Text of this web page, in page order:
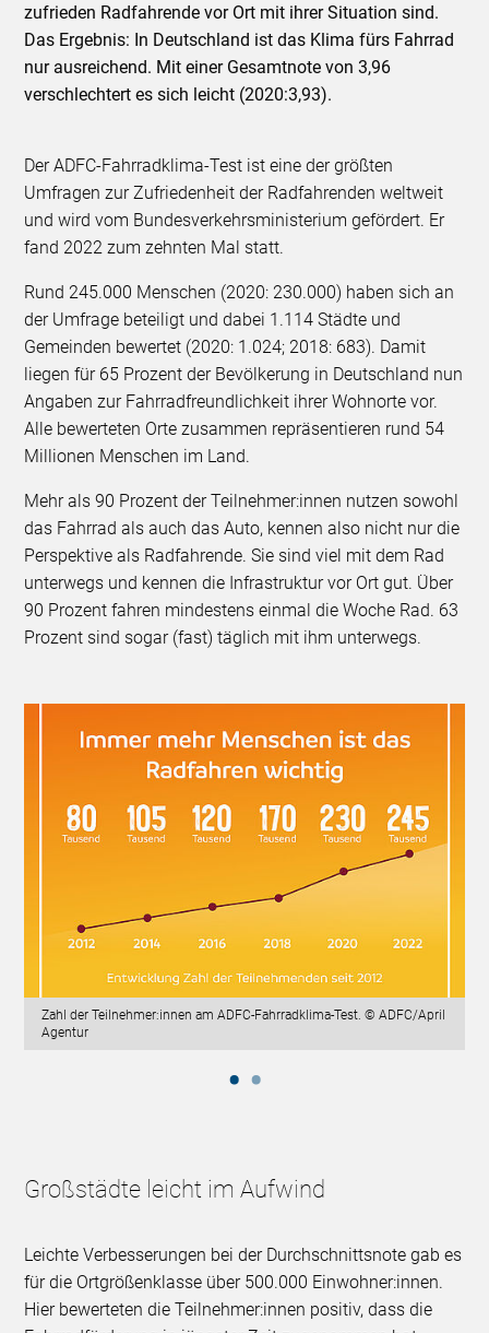
zufrieden Radfahrende vor Ort mit ihrer Situation sind.
Das Ergebnis: In Deutschland ist das Klima fürs Fahrrad
nur ausreichend. Mit einer Gesamtnote von 3,96
verschlechtert es sich leicht (2020:3,93).
Der ADFC-Fahrradklima-Test ist eine der größten
Umfragen zur Zufriedenheit der Radfahrenden weltweit
und wird vom Bundesverkehrsministerium gefördert. Er
fand 2022 zum zehnten Mal statt.
Rund 245.000 Menschen (2020: 230.000) haben sich an
der Umfrage beteiligt und dabei 1.114 Städte und
Gemeinden bewertet (2020: 1.024; 2018: 683). Damit
liegen für 65 Prozent der Bevölkerung in Deutschland nun
Angaben zur Fahrradfreundlichkeit ihrer Wohnorte vor.
Alle bewerteten Orte zusammen repräsentieren rund 54
Millionen Menschen im Land.
Mehr als 90 Prozent der Teilnehmer:innen nutzen sowohl
das Fahrrad als auch das Auto, kennen also nicht nur die
Perspektive als Radfahrende. Sie sind viel mit dem Rad
unterwegs und kennen die Infrastruktur vor Ort gut. Über
90 Prozent fahren mindestens einmal die Woche Rad. 63
Prozent sind sogar (fast) täglich mit ihm unterwegs.
Zahl der Teilnehmer:innen am ADFC-Fahrradklima-Test. © ADFC/April
Agentur
Großstädte leicht im Aufwind
Leichte Verbesserungen bei der Durchschnittsnote gab es
für die Ortgrößenklasse über 500.000 Einwohner:innen.
Hier bewerteten die Teilnehmer:innen positiv, dass die